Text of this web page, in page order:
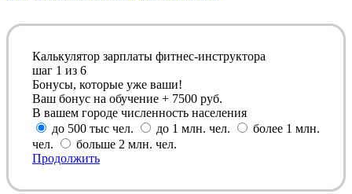
Калькулятор зарплаты фитнес-инструктора
шаг 1 из 6
Бонусы, которые уже ваши!
Ваш бонус на обучение + 7500 руб.
В вашем городе численность населения
до 500 тыс чел.
до 1 млн. чел.
более 1 млн.
чел.
больше 2 млн. чел.
Продолжить